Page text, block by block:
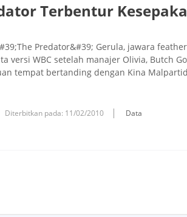
Terbentur
Predator&#39; Gerula, jawara
versi WBC setelah manajer Olivia, Butch
tempat bertanding dengan Kina
Diterbitkan pada: 11/02/2010 Data